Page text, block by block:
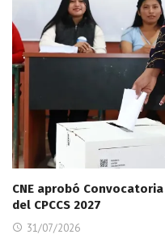
CNE aprobó
del CPCCS 2027
31/07/2026